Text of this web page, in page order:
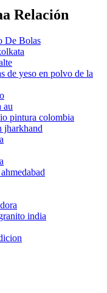
Relación
De Bolas
de yeso en polvo de la
au
pintura colombia
jharkhand
india